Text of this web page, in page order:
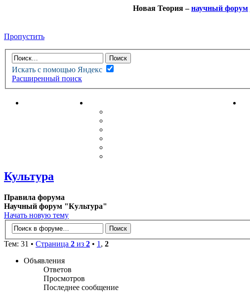
Новая Теория –научный форум
Пропустить
Искать с помощью Яндекс
Расширенный поиск
НОВАЯ ТЕОРИЯ
Культура
Правила форума
Научный форум "Культура"
Начать новую тему
Тем: 31 • Страница 2 из 2 • 1, 2
Объявления
Ответов
Просмотров
Последнее сообщение